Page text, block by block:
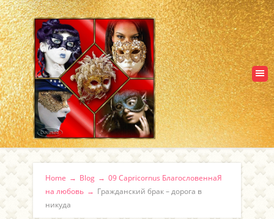
Home → Blog → 09 Capricornus БлагословеннаЯ
на любовь → Гражданский брак – дорога в
никуда